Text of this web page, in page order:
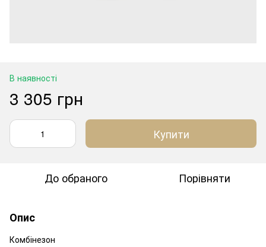
В наявності
3 305 грн
Купити
До обраного Порівняти
Опис
Комбінезон